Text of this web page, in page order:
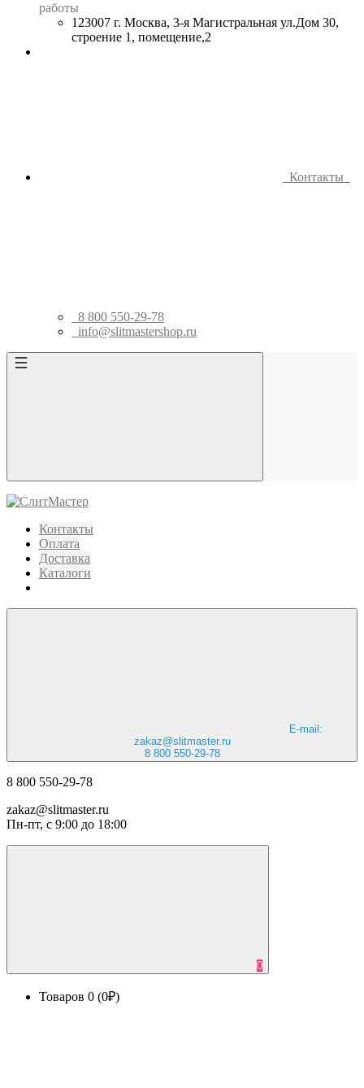
работы
123007 г. Москва, 3-я Магистральная ул.Дом 30,
строение 1, помещение,2
Контакты
8 800 550-29-78
info@slitmastershop.ru
Контакты
Оплата
Доставка
Каталоги
E-mail:
zakaz@slitmaster.ru
8 800 550-29-78
8 800 550-29-78
zakaz@slitmaster.ru
Пн-пт, с 9:00 до 18:00
0
Товаров 0 (0₽)